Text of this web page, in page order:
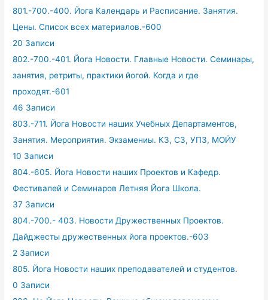
801.-700.-400. Йога Календарь и Расписание. Занятия.
Цены. Список всех материалов.-600
20 Записи
802.-700.-401. Йога Новости. Главные Новости. Семинары,
занятия, ретриты, практики йогой. Когда и где
проходят.-601
46 Записи
803.-711. Йога Новости наших Учебных Департаментов,
Занятия. Мероприятия. Экзамениы. КЗ, СЗ, УПЗ, МОЙУ
10 Записи
804.-605. Йога Новости наших Проектов и Кафедр.
Фестивалей и Семинаров Летняя Йога Школа.
37 Записи
804.-700.- 403. Новости Дружественных Проектов.
Дайджесты дружественных йога проектов.-603
2 Записи
805. Йога Новости наших преподавателей и студентов.
0 Записи